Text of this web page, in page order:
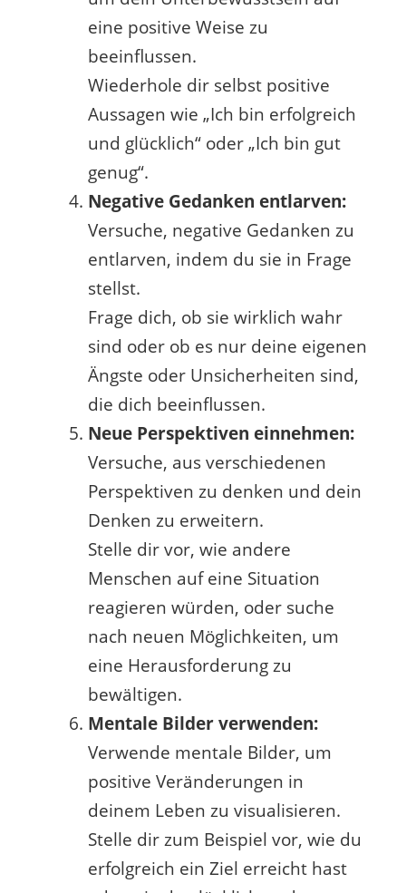
eine positive Weise zu
beeinflussen.
Wiederhole dir selbst positive
Aussagen wie „Ich bin erfolgreich
und glücklich“ oder „Ich bin gut
genug“.
Negative Gedanken entlarven:
Versuche, negative Gedanken zu
entlarven, indem du sie in Frage
stellst.
Frage dich, ob sie wirklich wahr
sind oder ob es nur deine eigenen
Ängste oder Unsicherheiten sind,
die dich beeinflussen.
Neue Perspektiven einnehmen:
Versuche, aus verschiedenen
Perspektiven zu denken und dein
Denken zu erweitern.
Stelle dir vor, wie andere
Menschen auf eine Situation
reagieren würden, oder suche
nach neuen Möglichkeiten, um
eine Herausforderung zu
bewältigen.
Mentale Bilder verwenden:
Verwende mentale Bilder, um
positive Veränderungen in
deinem Leben zu visualisieren.
Stelle dir zum Beispiel vor, wie du
erfolgreich ein Ziel erreicht hast